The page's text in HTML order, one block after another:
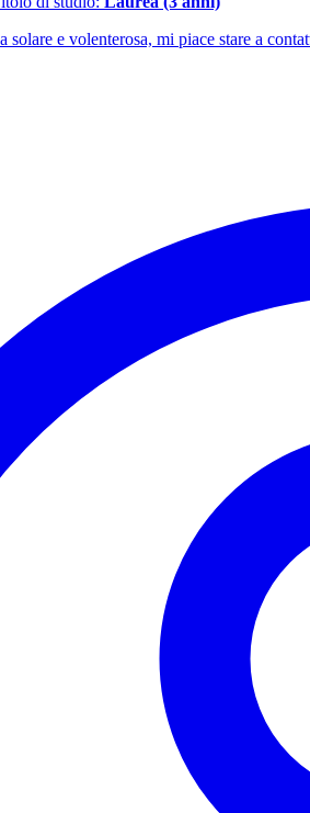
e volenterosa, mi piace stare a